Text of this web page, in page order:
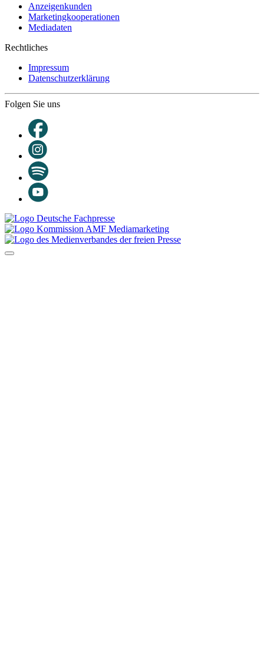
Anzeigenkunden
Marketingkooperationen
Mediadaten
Rechtliches
Impressum
Datenschutzerklärung
Folgen Sie uns